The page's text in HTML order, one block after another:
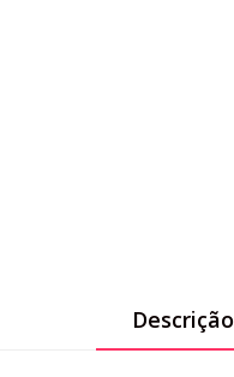
Descrição